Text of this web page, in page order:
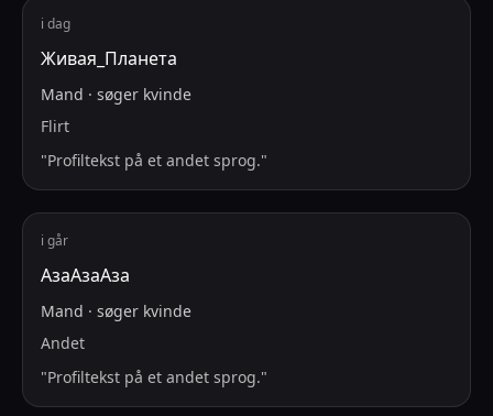
i dag
Живая_Планета
Mand · søger kvinde
Flirt
"Profiltekst på et andet sprog."
i går
АзаАзаАза
Mand · søger kvinde
Andet
"Profiltekst på et andet sprog."